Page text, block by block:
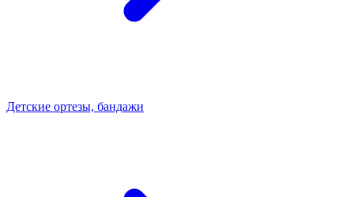
Детские ортезы, бандажи